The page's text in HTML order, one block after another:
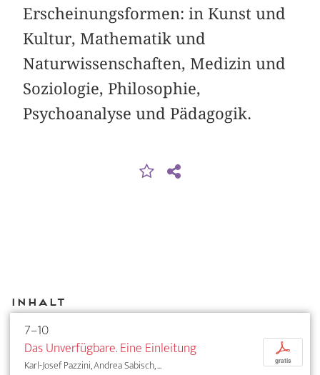
Erscheinungsformen: in Kunst und
Kultur, Mathematik und
Naturwissenschaften, Medizin und
Soziologie, Philosophie,
Psychoanalyse und Pädagogik.
Inhalt
7–10
Das Unverfügbare. Eine Einleitung
Karl-Josef Pazzini, Andrea Sabisch, ...
p
gratis